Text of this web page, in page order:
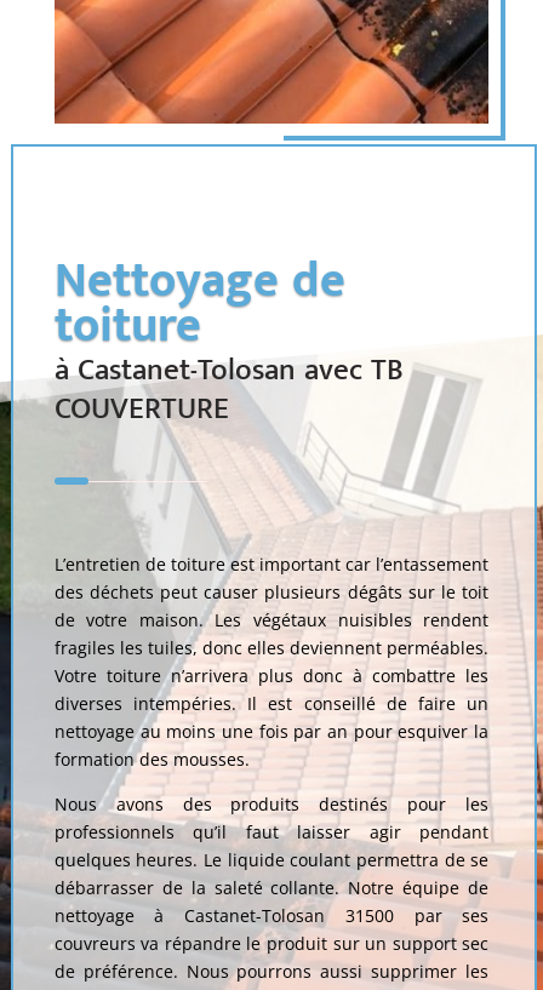
Nettoyage de
toiture
à Castanet-Tolosan avec TB
COUVERTURE
L’entretien de toiture est important car l’entassement
des déchets peut causer plusieurs dégâts sur le toit
de votre maison. Les végétaux nuisibles rendent
fragiles les tuiles, donc elles deviennent perméables.
Votre toiture n’arrivera plus donc à combattre les
diverses intempéries. Il est conseillé de faire un
nettoyage au moins une fois par an pour esquiver la
formation des mousses.
Nous avons des produits destinés pour les
professionnels qu’il faut laisser agir pendant
quelques heures. Le liquide coulant permettra de se
débarrasser de la saleté collante. Notre équipe de
nettoyage à Castanet-Tolosan 31500 par ses
couvreurs va répandre le produit sur un support sec
de préférence. Nous pourrons aussi supprimer les